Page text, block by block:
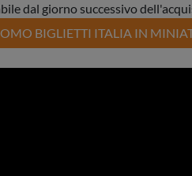
dal giorno successivo
BIGLIETTI ITALIA IN